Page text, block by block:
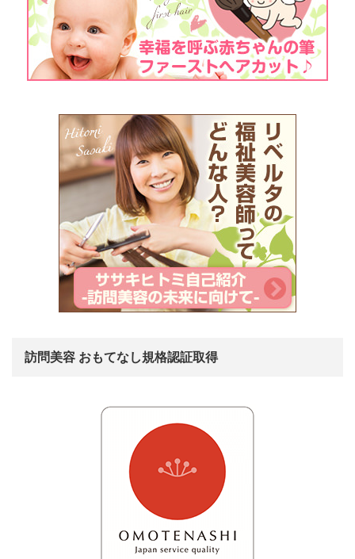
訪問美容 おもてなし規格認証取得